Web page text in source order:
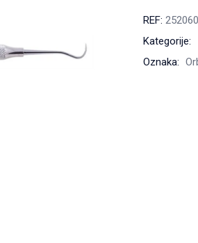
REF: 252060
Kategorije:
Oznaka: